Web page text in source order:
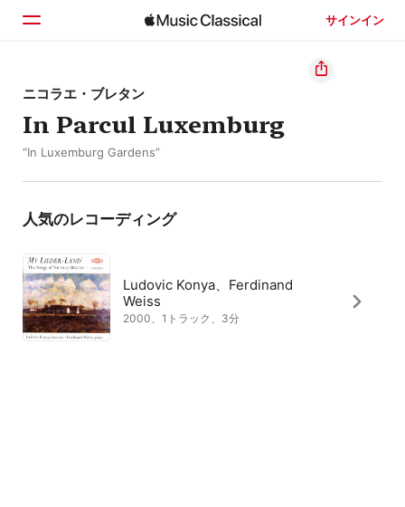
サインイン
ホーム
見つける
ニコラエ・ブレタン
In Parcul Luxemburg
“In Luxemburg Gardens”
人気のレコーディング
Ludovic Konya、Ferdinand
Weiss
2000、1トラック、3分